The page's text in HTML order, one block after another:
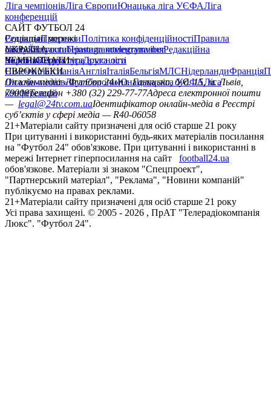
Ліга чемпіонівЛіга ЄвропиЮнацька ліга УЄФАЛіга
конференцій
САЙТ ФУТБОЛ 24
РедакціяПрогнозиПолітика конфіденційностіПравила
сайтуКонтактиПравила коментуванняРедакційна
політикаСтруктура власності
Соціальні мережі
facebookxyoutubeinstagramtelegramviber
УКРАЇНА
УкраїнаПерша лігаДруга ліга
ЧЕМПІОНАТИ
НімеччинаІспаніяАнгліяІталіяБельгіяМЛСНідерландиФранція
ЄВРОКУБКИ
Ліга чемпіонівЛіга ЄвропиЮнацька ліга УЄФАЛіга
конференцій
Онлайн-медіа «Футбол 24»пл. Галицька, буд. 15, м. Львів,
79008Телефон +380 (32) 229-77-77Адреса електронної пошти
— legal@24tv.com.uaІдентифікатор онлайн-медіа в Реєстрі
суб’єктів у сфері медіа — R40-06058
21+Матеріали сайту призначені для осіб старше 21 року
При цитуванні і використанні будь-яких матеріалів посилання
на "Футбол 24" обов'язкове. При цитуванні і використанні в
мережі Інтернет гіперпосилання на сайт
football24.ua
обов'язкове. Матеріали зі знаком "Спецпроект",
"Партнерський матеріал", "Реклама", "Новини компаній"
публікуємо на правах реклами.
21+Матеріали сайту призначені для осіб старше 21 року
Усi права захищенi. © 2005 - 2026 , ПрАТ "Телерадіокомпанія
Люкс". "Футбол 24".